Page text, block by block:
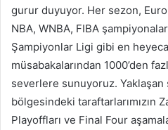
gurur duyuyor. Her sezon,
NBA, WNBA, FIBA
Şampiyonlar Ligi gibi en
müsabakalarından 1000’den
severlere sunuyoruz. Yaklaşan
bölgesindeki taraftarlarımızın
Playoffları ve Final Four